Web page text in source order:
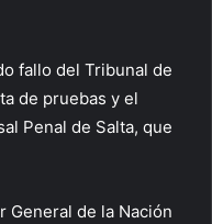
fallo del Tribunal de
de pruebas y el
Penal de Salta, que
General de la Nación